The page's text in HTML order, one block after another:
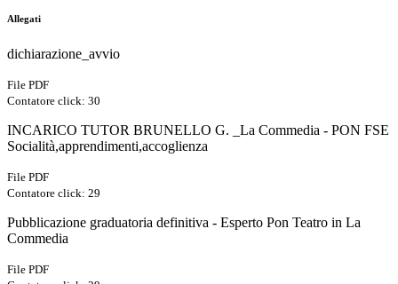
Allegati
dichiarazione_avvio
File PDF
Contatore click: 30
INCARICO TUTOR BRUNELLO G. _La Commedia - PON FSE
Socialità,apprendimenti,accoglienza
File PDF
Contatore click: 29
Pubblicazione graduatoria definitiva - Esperto Pon Teatro in La
Commedia
File PDF